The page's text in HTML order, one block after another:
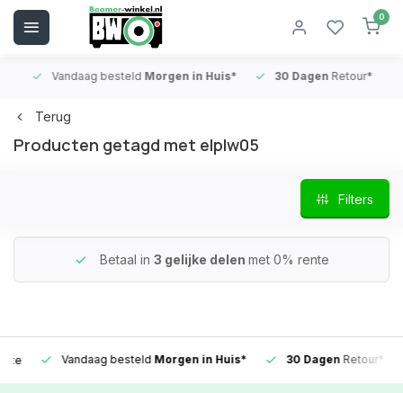
0
Vandaag besteldMorgen in Huis* 30 DagenRetour*
Terug
Producten getagd met elplw05
Filters
Betaal in 3 gelijke delen met 0% rente
Vandaag besteldMorgen in Huis* 30 DagenRetour*